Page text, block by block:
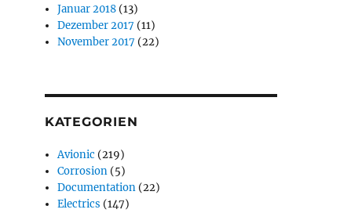
Januar 2018 (13)
Dezember 2017 (11)
November 2017 (22)
KATEGORIEN
Avionic (219)
Corrosion (5)
Documentation (22)
Electrics (147)